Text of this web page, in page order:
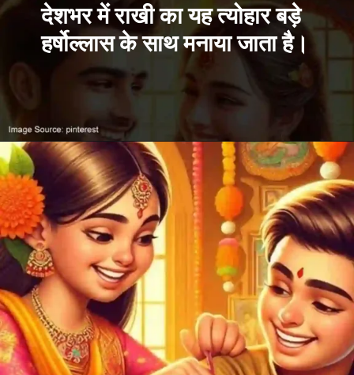
देशभर में राखी का यह त्योहार बड़े
हर्षोल्लास के साथ मनाया जाता है।